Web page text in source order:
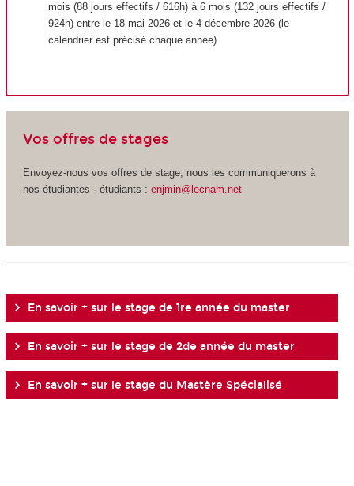
mois (88 jours effectifs / 616h) à 6 mois (132 jours effectifs /
924h) entre le 18 mai 2026 et le 4 décembre 2026 (le
calendrier est précisé chaque année)
Vos offres de stages
Envoyez-nous vos offres de stage, nous les communiquerons à
nos étudiantes · étudiants : enjmin@lecnam.net
En savoir + sur le stage de 1re année du master
En savoir + sur le stage de 2de année du master
En savoir + sur le stage du Mastère Spécialisé